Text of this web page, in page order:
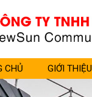
CHỦ GIỚI THIỆU